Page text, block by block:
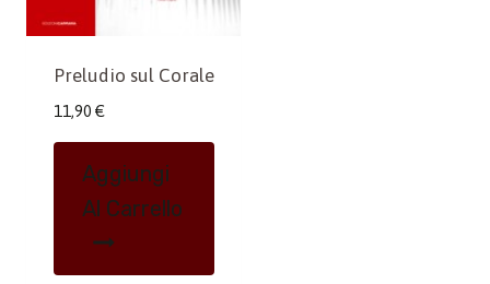
Preludio sul Corale
11,90 €
Aggiungi
Al Carrello